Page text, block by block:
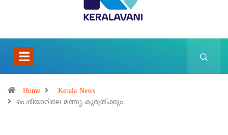
Home
Kerala News
പെരിയാറിലെ മത്സ്യ കുരുതിക്കും…